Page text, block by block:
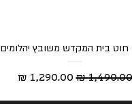
חוט בית המקדש משובץ יהלומים
מחיר רגיל מחיר מבצע